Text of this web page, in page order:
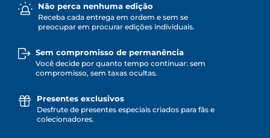
Não perca nenhuma edição
Receba cada entrega em ordem e sem se
preocupar em procurar edições individuais.
Sem compromisso de permanência
Você decide por quanto tempo continuar: sem
compromisso, sem taxas ocultas.
Presentes exclusivos
Desfrute de presentes especiais criados para fãs e
colecionadores.